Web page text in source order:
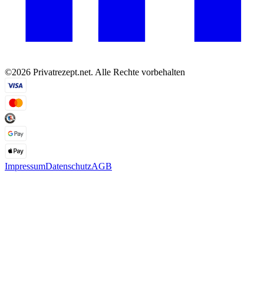
©2026 Privatrezept.net. Alle Rechte vorbehalten
ImpressumDatenschutzAGB